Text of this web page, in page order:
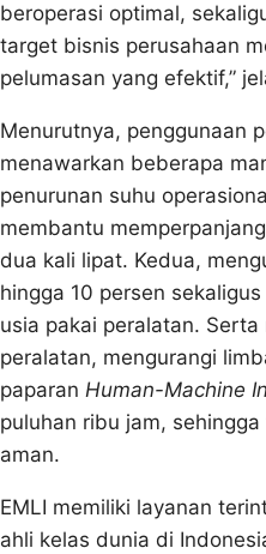
beroperasi optimal,
target bisnis perusahaan
pelumasan yang efektif,”
Menurutnya, penggunaan
menawarkan beberapa
penurunan suhu
membantu
dua kali lipat. Kedua,
hingga 10 persen
usia pakai peralatan.
peralatan, mengurangi
paparan Human-Machine
puluhan ribu jam,
aman.
EMLI memiliki layanan
ahli kelas dunia di